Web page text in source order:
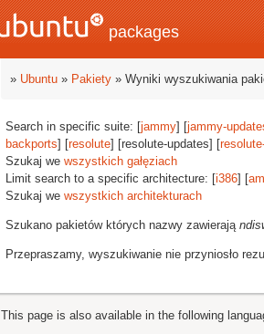
packages
» Ubuntu » Pakiety » Wyniki wyszukiwania
Search in specific suite: [jammy] [jammy-
backports] [resolute] [resolute-updates] [
Szukaj we wszystkich gałęziach
Limit search to a specific architecture: [i386] [
Szukaj we wszystkich architekturach
Szukano pakietów których nazwy zawierają
Przepraszamy, wyszukiwanie nie przyniosło
This page is also available in the following